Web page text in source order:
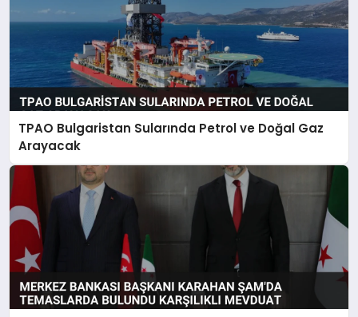
TPAO Bulgaristan Sularında Petrol ve Doğal Gaz
Arayacak